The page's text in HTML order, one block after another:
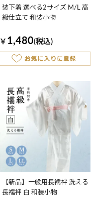
装下着 選べる2サイズ M/L 高
級仕立て 和装小物
￥ 1,480(税込)
【新品】一般用長襦袢 洗える
長襦袢 白 和装小物